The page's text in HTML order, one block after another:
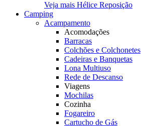
Veja mais Hélice Reposição
Camping
Acampamento
Acomodações
Barracas
Colchões e Colchonetes
Cadeiras e Banquetas
Lona Multiuso
Rede de Descanso
Viagens
Mochilas
Cozinha
Fogareiro
Cartucho de Gás